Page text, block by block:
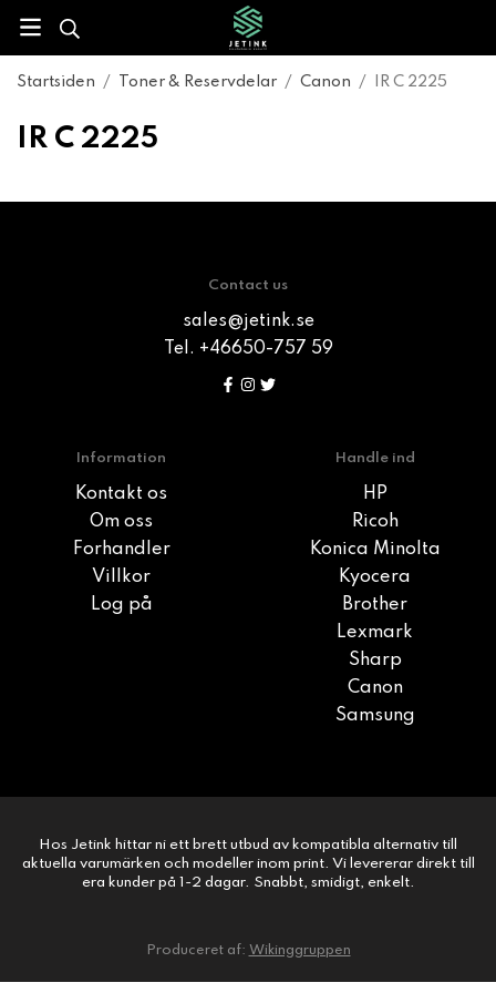
Startsiden / Toner & Reservdelar / Canon / IR C 2225
IR C 2225
Contact us
sales@jetink.se
Tel. +46650-757 59
Information
Kontakt os
Om oss
Forhandler
Villkor
Log på
Handle ind
HP
Ricoh
Konica Minolta
Kyocera
Brother
Lexmark
Sharp
Canon
Samsung
Hos Jetink hittar ni ett brett utbud av kompatibla alternativ till
aktuella varumärken och modeller inom print. Vi levererar direkt till
era kunder på 1-2 dagar. Snabbt, smidigt, enkelt.
Produceret af: Wikinggruppen